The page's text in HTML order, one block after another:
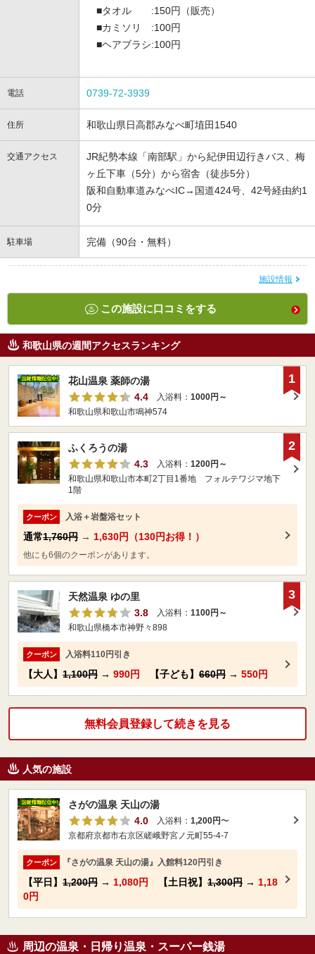
■タオル :150円（販売）
■カミソリ :100円
■ヘアブラシ:100円
電話 0739-72-3939
住所 和歌山県日高郡みなべ町埴田1540
交通アクセス
JR紀勢本線「南部駅」から紀伊田辺行きバス、梅
ヶ丘下車（5分）から宿舎（徒歩5分）
阪和自動車道みなべIC→国道424号、42号経由約1
0分
駐車場 完備（90台・無料）
施設情報
この施設に口コミをする
和歌山県の週間アクセスランキング
花山温泉 薬師の湯
4.4
入浴料： 1000円～
和歌山県和歌山市鳴神574
1
ふくろうの湯
4.3
入浴料： 1200円～
和歌山県和歌山市本町2丁目1番地 フォルテワジマ地下
1階
クーポン 入浴＋岩盤浴セット
通常1,760円 → 1,630円（130円お得！）
他にも6個のクーポンがあります。
2
天然温泉 ゆの里
3.8
入浴料： 1100円～
和歌山県橋本市神野々898
クーポン 入浴料110円引き
【大人】 1,100円 → 990円 【子ども】 660円 → 550円
3
無料会員登録して続きを見る
人気の施設
さがの温泉 天山の湯
4.0
入浴料： 1,200円〜
京都府京都市右京区嵯峨野宮ノ元町55-4-7
クーポン 『さがの温泉 天山の湯』入館料120円引き
【平日】 1,200円 → 1,080円 【土日祝】 1,300円 → 1,18
0円
周辺の温泉・日帰り温泉・スーパー銭湯